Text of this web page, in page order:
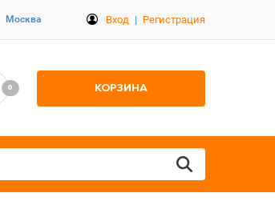
Москва Вход | Регистрация
0 КОРЗИНА